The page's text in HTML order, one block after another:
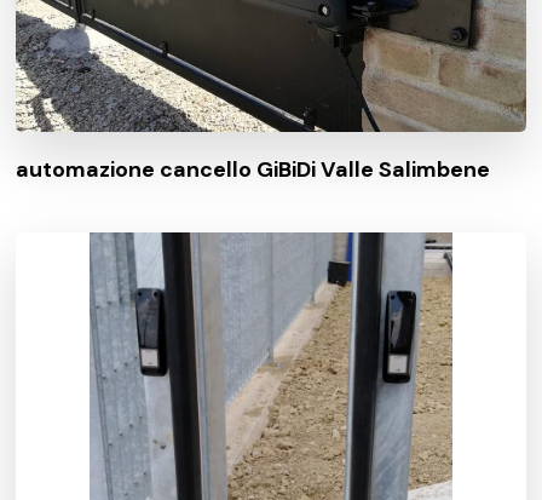
automazione cancello GiBiDi Valle Salimbene